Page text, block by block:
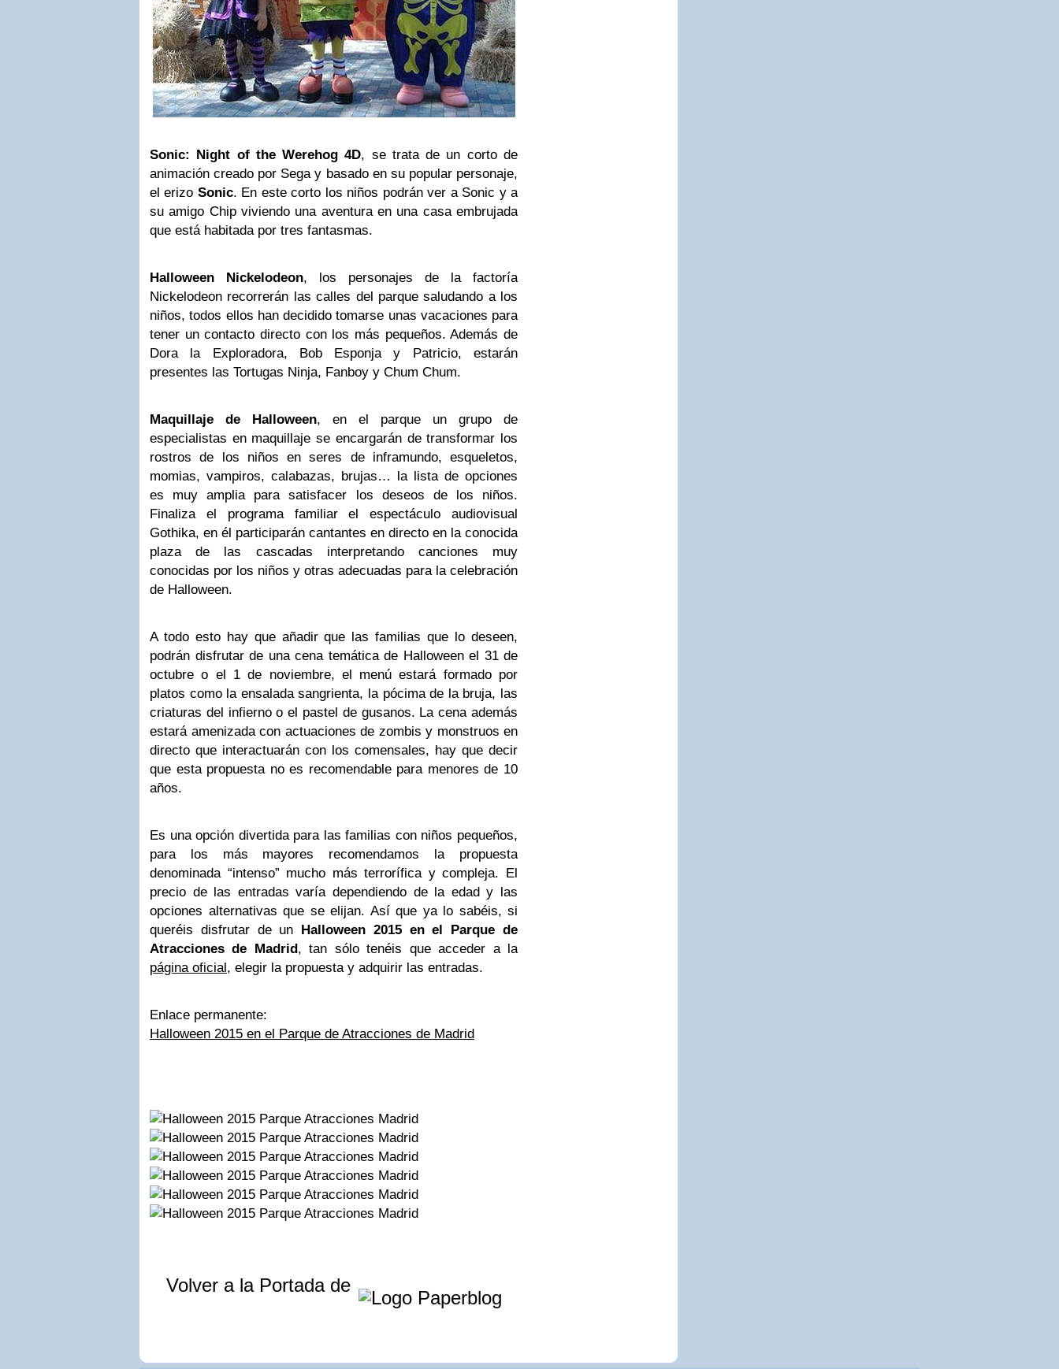
Sonic: Night of the Werehog 4D, se trata de un corto de
animación creado por Sega y basado en su popular personaje,
el erizo Sonic. En este corto los niños podrán ver a Sonic y a
su amigo Chip viviendo una aventura en una casa embrujada
que está habitada por tres fantasmas.
Halloween Nickelodeon, los personajes de la factoría
Nickelodeon recorrerán las calles del parque saludando a los
niños, todos ellos han decidido tomarse unas vacaciones para
tener un contacto directo con los más pequeños. Además de
Dora la Exploradora, Bob Esponja y Patricio, estarán
presentes las Tortugas Ninja, Fanboy y Chum Chum.
Maquillaje de Halloween, en el parque un grupo de
especialistas en maquillaje se encargarán de transformar los
rostros de los niños en seres de inframundo, esqueletos,
momias, vampiros, calabazas, brujas… la lista de opciones
es muy amplia para satisfacer los deseos de los niños.
Finaliza el programa familiar el espectáculo audiovisual
Gothika, en él participarán cantantes en directo en la conocida
plaza de las cascadas interpretando canciones muy
conocidas por los niños y otras adecuadas para la celebración
de Halloween.
A todo esto hay que añadir que las familias que lo deseen,
podrán disfrutar de una cena temática de Halloween el 31 de
octubre o el 1 de noviembre, el menú estará formado por
platos como la ensalada sangrienta, la pócima de la bruja, las
criaturas del infierno o el pastel de gusanos. La cena además
estará amenizada con actuaciones de zombis y monstruos en
directo que interactuarán con los comensales, hay que decir
que esta propuesta no es recomendable para menores de 10
años.
Es una opción divertida para las familias con niños pequeños,
para los más mayores recomendamos la propuesta
denominada “intenso” mucho más terrorífica y compleja. El
precio de las entradas varía dependiendo de la edad y las
opciones alternativas que se elijan. Así que ya lo sabéis, si
queréis disfrutar de un Halloween 2015 en el Parque de
Atracciones de Madrid, tan sólo tenéis que acceder a la
página oficial, elegir la propuesta y adquirir las entradas.
Enlace permanente:
Halloween 2015 en el Parque de Atracciones de Madrid
Volver a la Portada de